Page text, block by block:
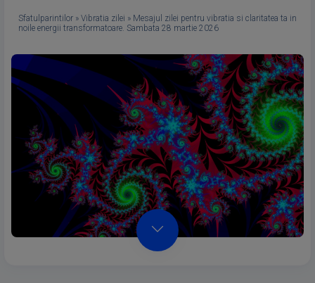
Sfatulparintilor » Vibratia zilei » Mesajul zilei pentru vibratia si claritatea ta in
noile energii transformatoare. Sambata 28 martie 2026